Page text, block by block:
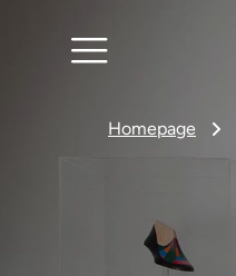
Homepage